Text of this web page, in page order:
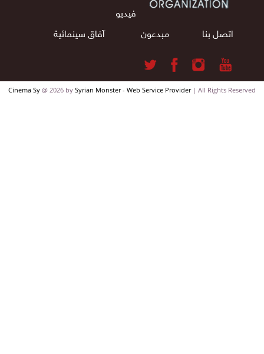
فيديو
اتصل بنا
مبدعون آفاق سينمائية
Cinema Sy@ 2026 bySyrian Monster - Web Service Provider| All Rights